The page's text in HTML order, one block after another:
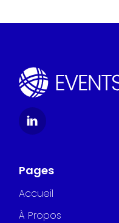
Pages
Accueil
À Propos